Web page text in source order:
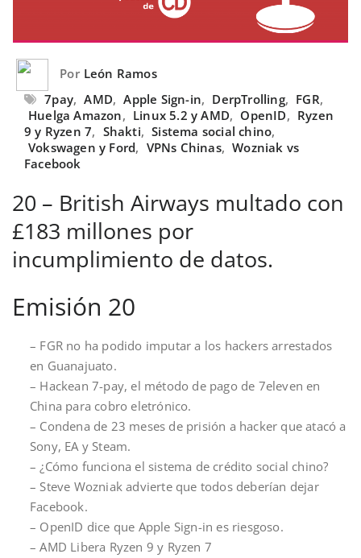
Por León Ramos
7pay, AMD, Apple Sign-in, DerpTrolling, FGR,
Huelga Amazon, Linux 5.2 y AMD, OpenID, Ryzen
9 y Ryzen 7, Shakti, Sistema social chino,
Vokswagen y Ford, VPNs Chinas, Wozniak vs
Facebook
20 – British Airways multado con
£183 millones por
incumplimiento de datos.
Emisión 20
– FGR no ha podido imputar a los hackers arrestados
en Guanajuato.
– Hackean 7-pay, el método de pago de 7eleven en
China para cobro eletrónico.
– Condena de 23 meses de prisión a hacker que atacó a
Sony, EA y Steam.
– ¿Cómo funciona el sistema de crédito social chino?
– Steve Wozniak advierte que todos deberían dejar
Facebook.
– OpenID dice que Apple Sign-in es riesgoso.
– AMD Libera Ryzen 9 y Ryzen 7